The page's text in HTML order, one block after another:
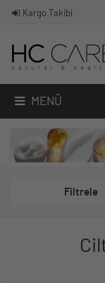
Kargo Takibi
MENÜ
Filtrele